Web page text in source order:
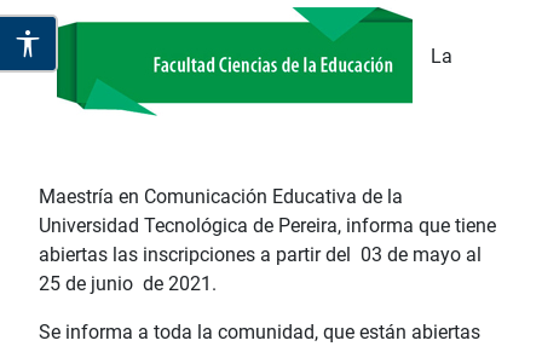
La
Maestría en Comunicación Educativa de la
Universidad Tecnológica de Pereira, informa que tiene
abiertas las inscripciones a partir del 03 de mayo al
25 de junio de 2021.
Se informa a toda la comunidad, que están abiertas